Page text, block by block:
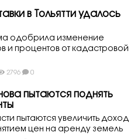
в Тольятти удалось
одобрила изменение
и процентов от кадастровой
2796 0
пытаются поднять
пытаются увеличить доход
цен на аренду земель